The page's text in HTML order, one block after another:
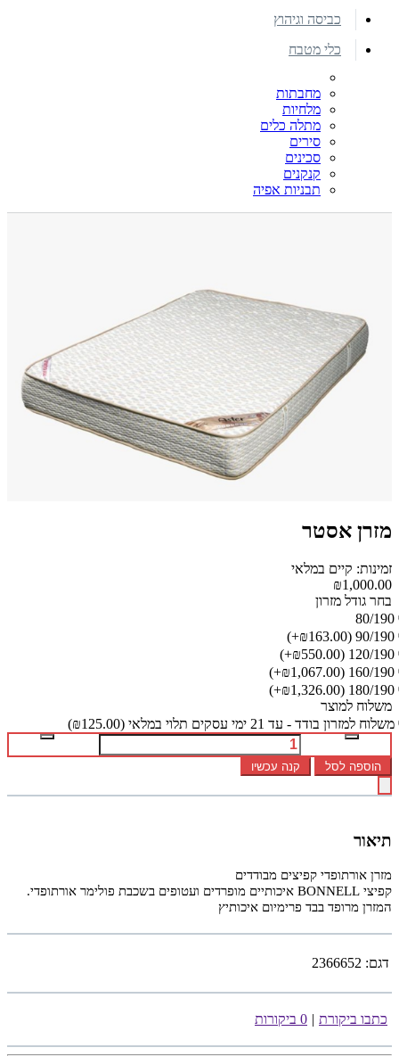
כביסה וגיהוץ
כלי מטבח
מחבתות
מלחיות
מתלה כלים
סירים
סכינים
קנקנים
תבניות אפיה
מזרן אסטר
זמינות: קיים במלאי
₪1,000.00
בחר גודל מזרון
80/190
90/190
(₪163.00+)
120/190
(₪550.00+)
160/190
(₪1,067.00+)
180/190
(₪1,326.00+)
משלוח למוצר
משלוח למזרון בודד - עד 21 ימי עסקים תלוי במלאי
(₪125.00)
הוספה לסל קנה עכשיו
תיאור
מזרן אורתופדי קפיצים מבודדים
קפיצי BONNELL איכותיים מופרדים ועטופים בשכבת פולימר אורתופדי.
המזרן מרופד בבד פרימיום איכותיץ
דגם: 2366652
כתבו ביקורת | 0 ביקורות